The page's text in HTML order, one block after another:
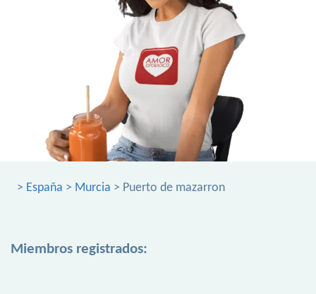
> España > Murcia > Puerto de mazarron
Miembros registrados: